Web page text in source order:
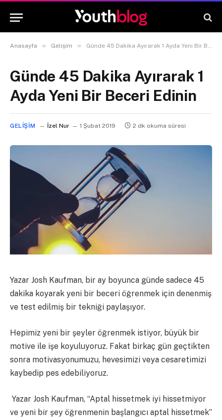
Anasayfa » Gelişim » Günde 45 Dakika Ayırarak 1 Ayda Yeni Bir Beceri Edinin
Günde 45 Dakika Ayırarak 1
Ayda Yeni Bir Beceri Edinin
GELIŞIM İzel Nur 1 Şubat 2019 2 dk okuma süresi
Yazar Josh Kaufman, bir ay boyunca günde sadece 45
dakika koyarak yeni bir beceri öğrenmek için denenmiş
ve test edilmiş bir tekniği paylaşıyor.
Hepimiz yeni bir şeyler öğrenmek istiyor, büyük bir
motive ile işe koyuluyoruz. Fakat birkaç gün geçtikten
sonra motivasyonumuzu, hevesimizi veya cesaretimizi
kaybedip pes edebiliyoruz.
Yazar Josh Kaufman, “Aptal hissetmek iyi hissetmiyor
ve yeni bir şey öğrenmenin başlangıcı aptal hissetmek”